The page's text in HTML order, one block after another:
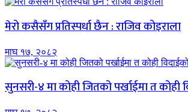
मेरो कसैसँग प्रतिस्पर्धा छैन : राजिव कोइराला
माघ १७, २०८२
सुनसरी-४ मा कोही जितको पर्खाईमा त कोही